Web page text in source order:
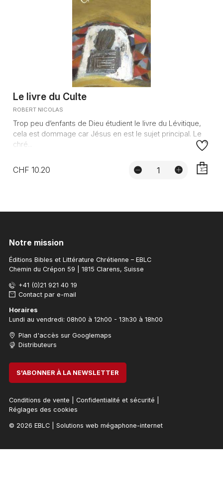
Le livre du Culte
ROBERT NICOLAS
Trop peu d’enfants de Dieu étudient le livre du Lévitique,
cela est dommage car Jésus en est le sujet principal. Le
chré...
CHF 10.20
Notre mission
Éditions Bibles et Littérature Chrétienne – EBLC
Chemin du Crépon 59 | 1815 Clarens, Suisse
+41 (0)21 921 40 19
Contact par e-mail
Horaires
Lundi au vendredi: 08h00 à 12h00 - 13h30 à 18h00
Plan d'accès sur Googlemaps
Distributeurs
S'ABONNER À LA NEWSLETTER
Conditions de vente Confidentialité et sécurité
Réglages des cookies
© 2026 EBLC| Solutions web mégaphone-internet